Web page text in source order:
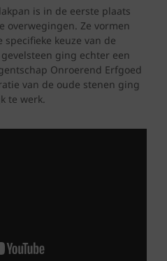
is in de eerste plaats
overwegingen. Ze vormen
keuze van de
ging echter een
Onroerend Erfgoed
van de oude stenen ging
te werk.